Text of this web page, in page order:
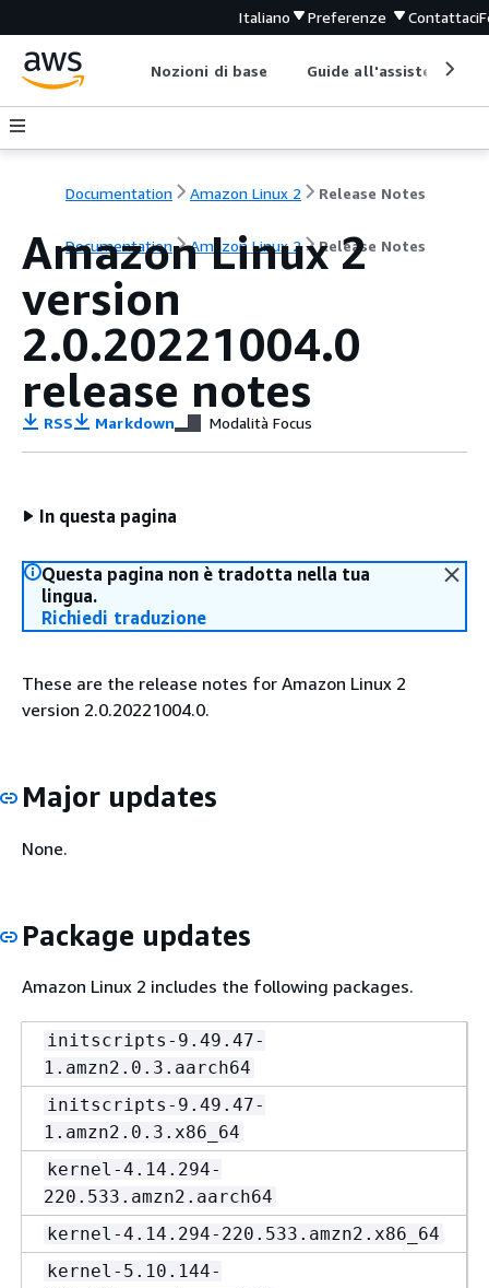
Italiano Preferenze Contattaci
Nozioni di base Guide all'assistenza
Documentation Amazon Linux 2 Release Notes
Documentation Amazon Linux 2 Release Notes
Amazon Linux 2
version
2.0.20221004.0
release notes
RSS Markdown Modalità Focus
In questa pagina
Questa pagina non è tradotta nella tua
lingua.
Richiedi traduzione
These are the release notes for Amazon Linux 2
version 2.0.20221004.0.
Major updates
None.
Package updates
Amazon Linux 2 includes the following packages.
initscripts-9.49.47-
1.amzn2.0.3.aarch64
initscripts-9.49.47-
1.amzn2.0.3.x86_64
kernel-4.14.294-
220.533.amzn2.aarch64
kernel-4.14.294-220.533.amzn2.x86_64
kernel-5.10.144-